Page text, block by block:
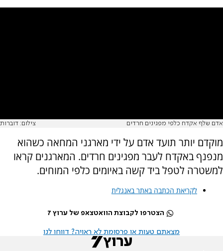
אדם שלף אקדח כלפי מפגינים חרדים צילום: דוברות
מוקדם יותר תועד אדם על ידי מארגני המחאה כשהוא
מנפנף באקדח לעבר מפגינים חרדים. המארגנים קראו
למשטרה לטפל ביד קשה באיומים כלפי המוחים.
לקריאת הכתבה באתר באנגלית
הצטרפו לקבוצת הוואטצאפ של ערוץ 7
מצאתם טעות או פרסומת לא ראויה? דווחו לנו